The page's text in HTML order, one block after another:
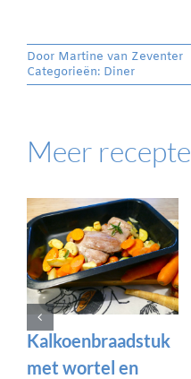
Door Martine van Zeventer
Categorieën: Diner
Meer
Kalkoenbraadstuk
met wortel en